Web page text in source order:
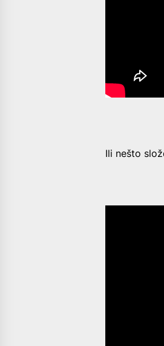
Ili nešto